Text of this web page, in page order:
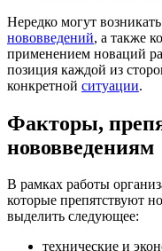
Нередко могут возникать
нововведений, а также
применением новаций
позиция каждой из
конкретной ситуации.
Факторы,
нововведениям
В рамках работы
которые препятствуют
выделить следующее:
технические и